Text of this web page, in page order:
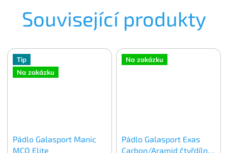
Související produkty
Tip
Na zakázku
Pádlo Galasport Manic
MCQ Elite
Na zakázku
Pádlo Galasport Exas
Carbon/Aramid čtyřdílné